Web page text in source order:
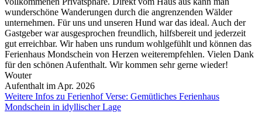
wunderschöne Wanderungen durch die angrenzenden Wälder
unternehmen. Für uns und unseren Hund war das ideal. Auch der
Gastgeber war ausgesprochen freundlich, hilfsbereit und jederzeit
gut erreichbar. Wir haben uns rundum wohlgefühlt und können das
Ferienhaus Mondschein von Herzen weiterempfehlen. Vielen Dank
für den schönen Aufenthalt. Wir kommen sehr gerne wieder!
Wouter
Aufenthalt im Apr. 2026
Weitere Infos zu Ferienhof Verse: Gemütliches Ferienhaus
Mondschein in idyllischer Lage